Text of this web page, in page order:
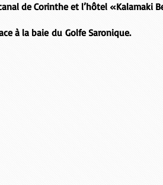
de Corintheet l’hôtel «Kalamaki
à la baie du Golfe Saronique.